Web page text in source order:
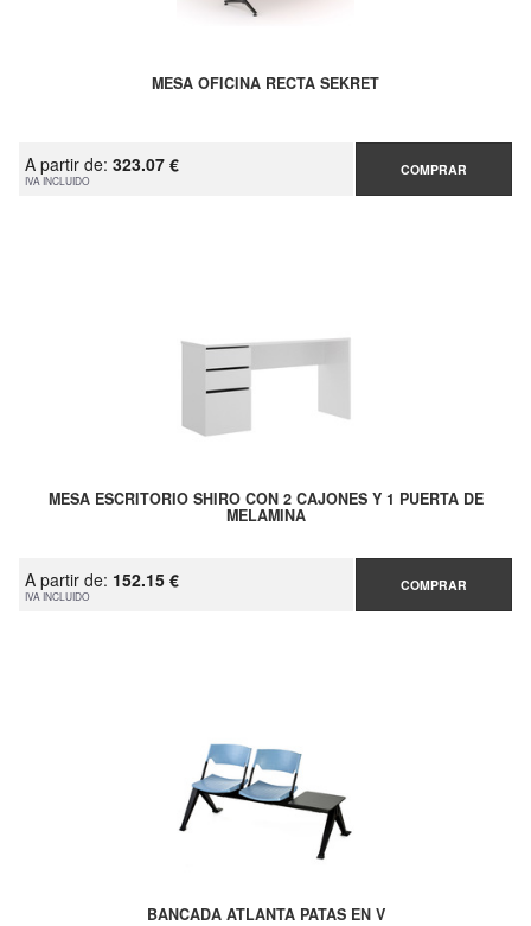
MESA OFICINA RECTA SEKRET
A partir de: 323.07 €
IVA INCLUIDO
COMPRAR
MESA ESCRITORIO SHIRO CON 2 CAJONES Y 1 PUERTA DE
MELAMINA
A partir de: 152.15 €
IVA INCLUIDO
COMPRAR
BANCADA ATLANTA PATAS EN V